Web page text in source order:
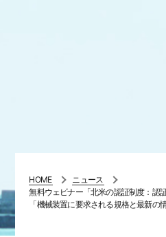
HOME
ニュース
無料ウェビナー「北米の認証制度：認
「機械装置に要求される規格と最新の